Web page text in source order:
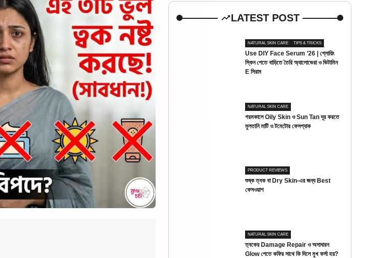
LATEST POST
NATURAL SKIN CARE TIPS & TRICKS
Use DIY Face Serum ’26 | গ্লোয়িং
স্কিন পেতে বাড়িতে তৈরি অ্যালোভেরা ও ভিটামিন
E সিরাম
NATURAL SKIN CARE
গরমকালে Oily Skin ও Sun Tan দূর করতে
মুলতানি মাটি ও টমেটোর ফেসপ্যাক
PRODUCT REVIEWS
শুষ্ক ত্বক বা Dry Skin-এর জন্য Best
ফেসওয়াশ
NATURAL SKIN CARE
ত্বকের Damage Repair ও অসাধারন
Glow পেতে কফির সাথে কি দিলে মুখ ফর্সা হয়?